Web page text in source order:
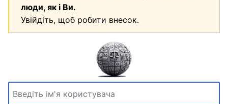
люди, як і Ви.
Увійдіть, щоб робити внесок.